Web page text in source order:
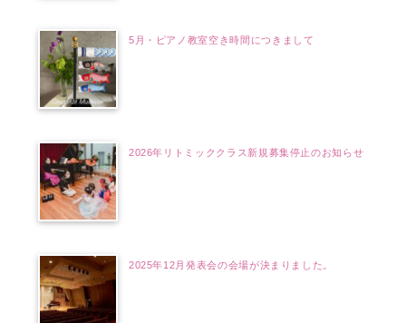
5月・ピアノ教室空き時間につきまして
2026年リトミッククラス新規募集停止のお知らせ
2025年12月発表会の会場が決まりました。